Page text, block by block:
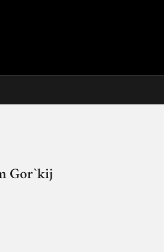
Gor`kij